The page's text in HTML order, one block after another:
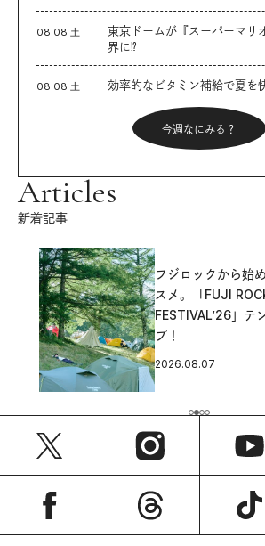
08.08 土
東京ドームが『スーパーマリ
界に⁉︎
08.08 土 効率的なビタミン補給で夏を
今週なにみる？
Articles
新着記事
フジロックから始
スメ。「FUJI
FESTIVAL’26」テ
プ！
2026.08.07